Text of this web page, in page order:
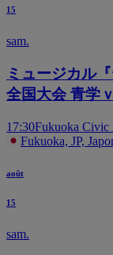
15
sam.
ミュージカル
全国大会 青学
17:30Fukuoka Civic
Fukuoka, JP,
août
15
sam.